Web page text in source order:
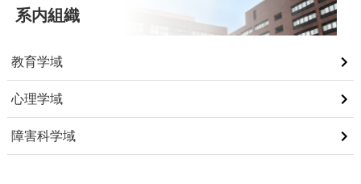
系内組織
教育学域
心理学域
障害科学域